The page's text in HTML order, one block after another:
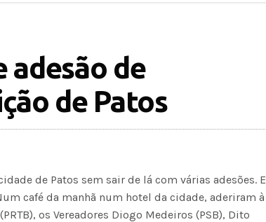
adesão de
de Patos
de Patos sem sair de lá com várias adesões. E
café da manhã num hotel da cidade, aderiram à
os Vereadores Diogo Medeiros (PSB), Dito